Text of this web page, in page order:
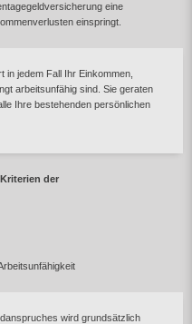
eine
einspringt.
jedem Fall Ihr Einkommen,
arbeitsunfähig sind. Sie geraten
Ihre bestehenden persönlichen
der
wird grundsätzlich